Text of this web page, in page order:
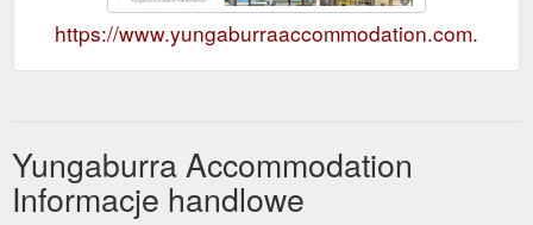
https://www.yungaburraaccommodation.com.au
Yungaburra Accommodation
Informacje handlowe